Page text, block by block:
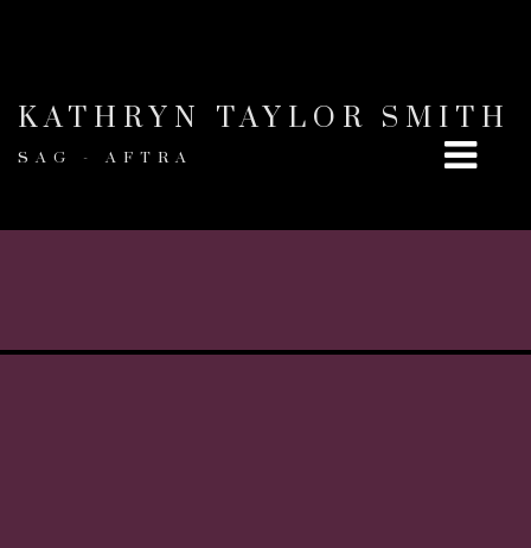
KATHRYN TAYLOR SMITH
SAG - AFTRA